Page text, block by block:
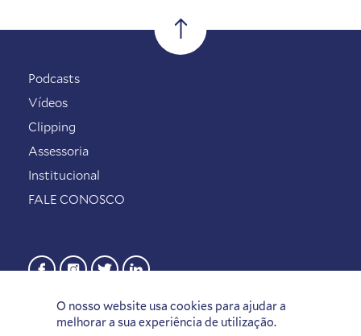
O nosso website usa cookies para ajudar a
melhorar a sua experiência de utilização.
Podcasts
Vídeos
Clipping
Assessoria
Institucional
FALE CONOSCO